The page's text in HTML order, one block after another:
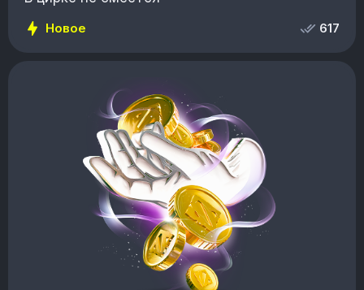
Новое 617